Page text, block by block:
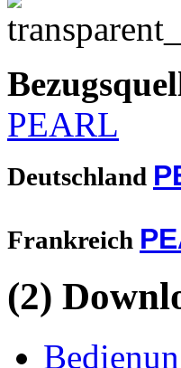
PEARL
Deutschland
Frankreich
(2)